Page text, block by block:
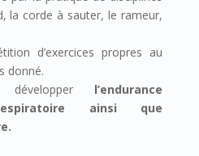
la corde à sauter, le rameur,
d’exercices propres au
donné.
l’endurance
ainsi que